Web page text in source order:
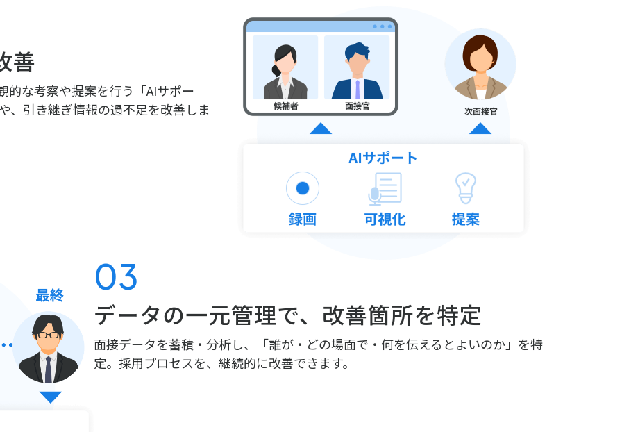
善
的な考察や提案を行う「AIサポー
、引き継ぎ情報の過不足を改善しま
03
データの一元管理で、改善箇所を特定
面接データを蓄積・分析し、「誰が・どの場面で・何を伝えるとよいのか」を特
定。採用プロセスを、継続的に改善できます。